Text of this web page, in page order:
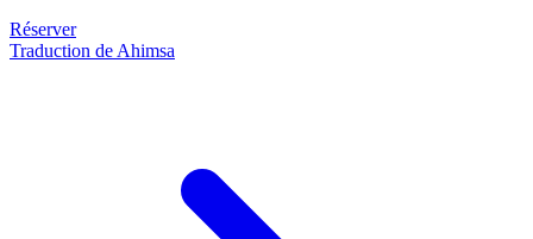
Réserver
Traduction de Ahimsa